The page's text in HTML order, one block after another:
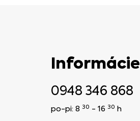
Informácie
0948 346 868
po-pi: 8 30 - 16 30 h